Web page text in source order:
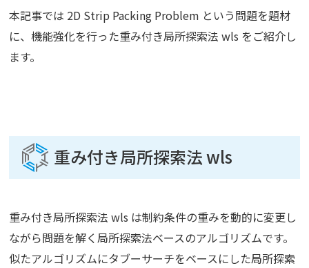
本記事では 2D Strip Packing Problem という問題を題材
に、機能強化を行った重み付き局所探索法 wls をご紹介し
ます。
重み付き局所探索法 wls
重み付き局所探索法 wls は制約条件の重みを動的に変更し
ながら問題を解く局所探索法ベースのアルゴリズムです。
似たアルゴリズムにタブーサーチをベースにした局所探索